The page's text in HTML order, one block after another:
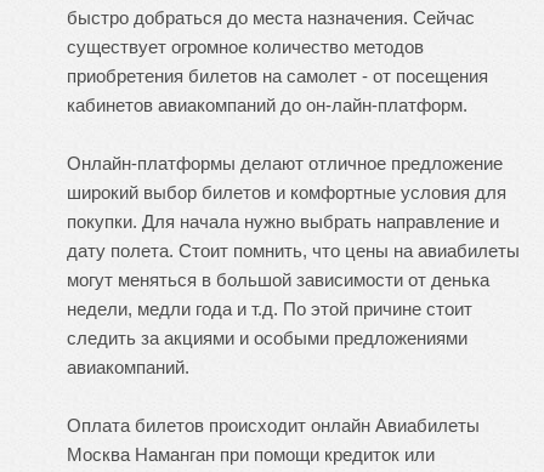
быстро добраться до места назначения. Сейчас
существует огромное количество методов
приобретения билетов на самолет - от посещения
кабинетов авиакомпаний до он-лайн-платформ.
Онлайн-платформы делают отличное предложение
широкий выбор билетов и комфортные условия для
покупки. Для начала нужно выбрать направление и
дату полета. Стоит помнить, что цены на авиабилеты
могут меняться в большой зависимости от денька
недели, медли года и т.д. По этой причине стоит
следить за акциями и особыми предложениями
авиакомпаний.
Оплата билетов происходит онлайн Авиабилеты
Москва Наманган при помощи кредиток или